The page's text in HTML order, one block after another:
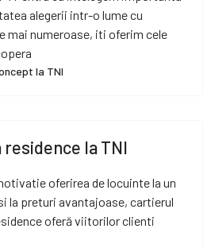
alegerii intr-o lume cu
mai numeroase, iti oferim cele
la TNI
residence la TNI
oferirea de locuinte la un
la preturi avantajoase, cartierul
oferă viitorilor clienti